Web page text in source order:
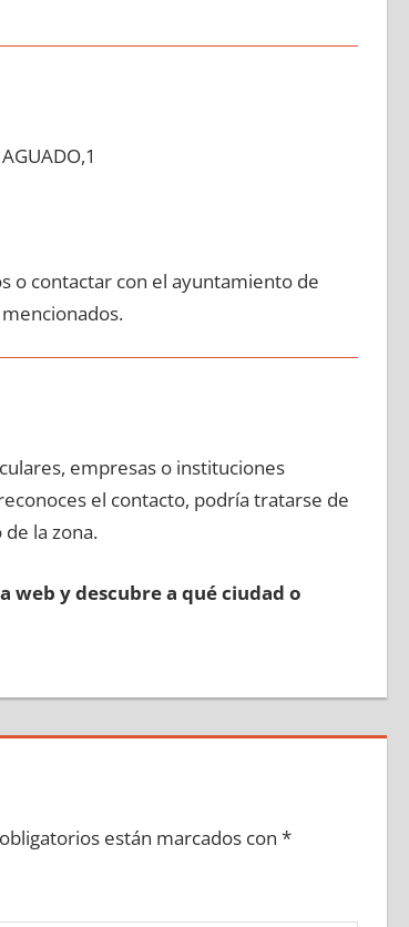
ο contactar сοn el ayuntamiento dе
empresas ο instituciones
el contacto, podría tratarse dе
la zona.
web у descubre а qué ciudad ο
están marcados con *